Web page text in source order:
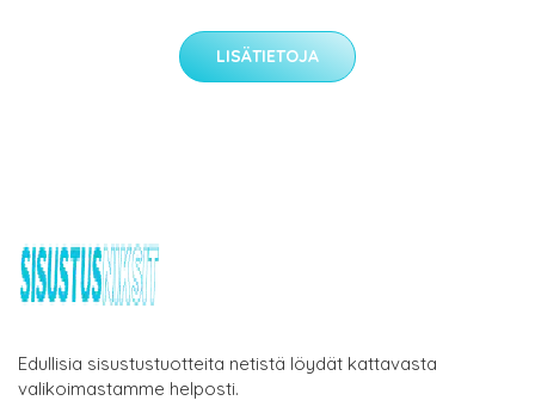
LISÄTIETOJA
Edullisia sisustustuotteita netistä löydät kattavasta
valikoimastamme helposti.